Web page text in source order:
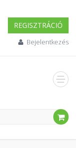
REGISZTRÁCIÓ
Bejelentkezés